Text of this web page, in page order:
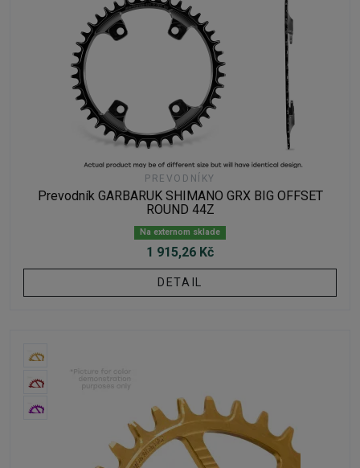
PREVODNÍKY
Prevodník GARBARUK SHIMANO GRX BIG OFFSET
ROUND 44Z
Na externom sklade
1 915,26 Kč
DETAIL